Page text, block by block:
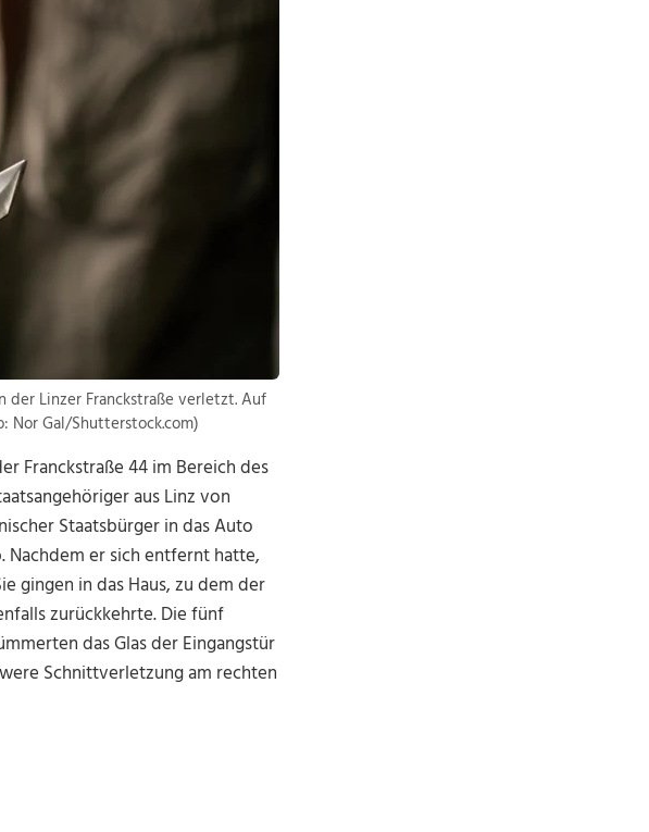
der Linzer Franckstraße verletzt. Auf
Nor Gal/Shutterstock.com)
Franckstraße 44 im Bereich des
aus Linz von
Staatsbürger in das Auto
Nachdem er sich entfernt hatte,
gingen in das Haus, zu dem der
zurückkehrte. Die fünf
das Glas der Eingangstür
Schnittverletzung am rechten